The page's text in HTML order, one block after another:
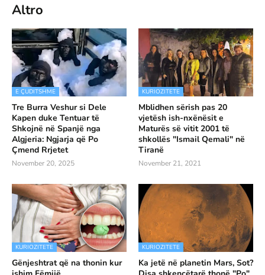
Altro
E ÇUDITSHME
Tre Burra Veshur si Dele
Kapen duke Tentuar të
Shkojnë në Spanjë nga
Algjeria: Ngjarja që Po
Çmend Rrjetet
November 20, 2025
KURIOZITETE
Mblidhen sërish pas 20
vjetësh ish-nxënësit e
Maturës së vitit 2001 të
shkollës "Ismail Qemali" në
Tiranë
November 21, 2021
KURIOZITETE
Gënjeshtrat që na thonin kur
KURIOZITETE
Ka jetë në planetin Mars, Sot?